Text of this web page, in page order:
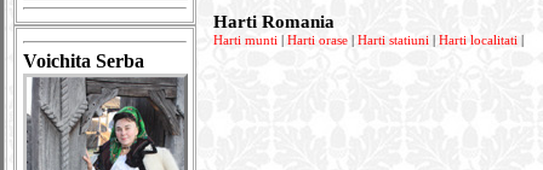
Voichita Serba
Harti Romania
Harti munti Harti orase Harti statiuni Harti localitati